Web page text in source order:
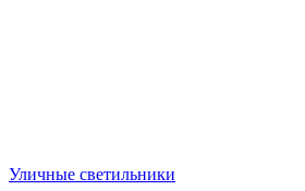
Уличные светильники